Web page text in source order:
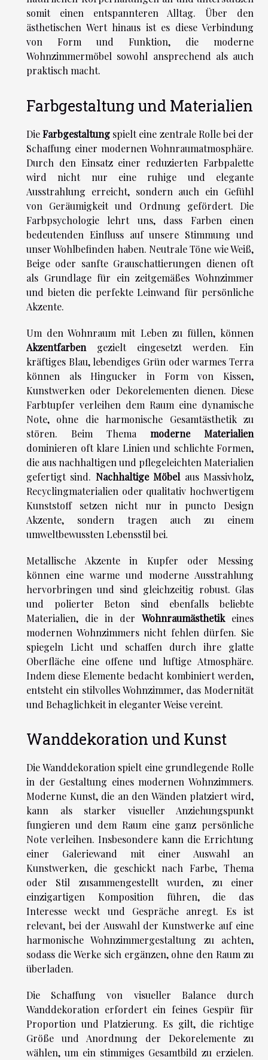
somit einen entspannteren Alltag. Über den
ästhetischen Wert hinaus ist es diese Verbindung
von Form und Funktion, die moderne
Wohnzimmermöbel sowohl ansprechend als auch
praktisch macht.
Farbgestaltung und Materialien
DieFarbgestaltung spielt eine zentrale Rolle bei der
Schaffung einer modernen Wohnraumatmosphäre.
Durch den Einsatz einer reduzierten Farbpalette
wird nicht nur eine ruhige und elegante
Ausstrahlung erreicht, sondern auch ein Gefühl
von Geräumigkeit und Ordnung gefördert. Die
Farbpsychologie lehrt uns, dass Farben einen
bedeutenden Einfluss auf unsere Stimmung und
unser Wohlbefinden haben. Neutrale Töne wie Weiß,
Beige oder sanfte Grauschattierungen dienen oft
als Grundlage für ein zeitgemäßes Wohnzimmer
und bieten die perfekte Leinwand für persönliche
Akzente.
Um den Wohnraum mit Leben zu füllen, können
Akzentfarben gezielt eingesetzt werden. Ein
kräftiges Blau, lebendiges Grün oder warmes Terra
können als Hingucker in Form von Kissen,
Kunstwerken oder Dekorelementen dienen. Diese
Farbtupfer verleihen dem Raum eine dynamische
Note, ohne die harmonische Gesamtästhetik zu
stören. Beim Thema moderne Materialien
dominieren oft klare Linien und schlichte Formen,
die aus nachhaltigen und pflegeleichten Materialien
gefertigt sind. Nachhaltige Möbel aus Massivholz,
Recyclingmaterialien oder qualitativ hochwertigem
Kunststoff setzen nicht nur in puncto Design
Akzente, sondern tragen auch zu einem
umweltbewussten Lebensstil bei.
Metallische Akzente in Kupfer oder Messing
können eine warme und moderne Ausstrahlung
hervorbringen und sind gleichzeitig robust. Glas
und polierter Beton sind ebenfalls beliebte
Materialien, die in der Wohnraumästhetikeines
modernen Wohnzimmers nicht fehlen dürfen. Sie
spiegeln Licht und schaffen durch ihre glatte
Oberfläche eine offene und luftige Atmosphäre.
Indem diese Elemente bedacht kombiniert werden,
entsteht ein stilvolles Wohnzimmer, das Modernität
und Behaglichkeit in eleganter Weise vereint.
Wanddekoration und Kunst
Die Wanddekoration spielt eine grundlegende Rolle
in der Gestaltung eines modernen Wohnzimmers.
Moderne Kunst, die an den Wänden platziert wird,
kann als starker visueller Anziehungspunkt
fungieren und dem Raum eine ganz persönliche
Note verleihen. Insbesondere kann die Errichtung
einer Galeriewand mit einer Auswahl an
Kunstwerken, die geschickt nach Farbe, Thema
oder Stil zusammengestellt wurden, zu einer
einzigartigen Komposition führen, die das
Interesse weckt und Gespräche anregt. Es ist
relevant, bei der Auswahl der Kunstwerke auf eine
harmonische Wohnzimmergestaltung zu achten,
sodass die Werke sich ergänzen, ohne den Raum zu
überladen.
Die Schaffung von visueller Balance durch
Wanddekoration erfordert ein feines Gespür für
Proportion und Platzierung. Es gilt, die richtige
Größe und Anordnung der Dekorelemente zu
wählen, um ein stimmiges Gesamtbild zu erzielen.